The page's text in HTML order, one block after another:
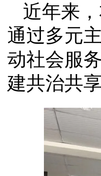
近年来
通过多元
动社会服
建共治共